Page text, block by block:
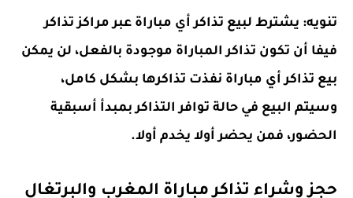
تنويه: يشترط لبيع تذاكر أي مباراة عبر مراكز تذاكر
فيفا أن تكون تذاكر المباراة موجودة بالفعل، لن يمكن
بيع تذاكر أي مباراة نفذت تذاكرها بشكل كامل،
وسيتم البيع في حالة توافر التذاكر بمبدأ أسبقية
الحضور، فمن يحضر أولا يخدم أولا.
حجز وشراء تذاكر مباراة المغرب والبرتغال